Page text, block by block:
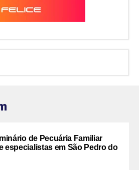
de Pecuária Familiar
especialistas em São Pedro do